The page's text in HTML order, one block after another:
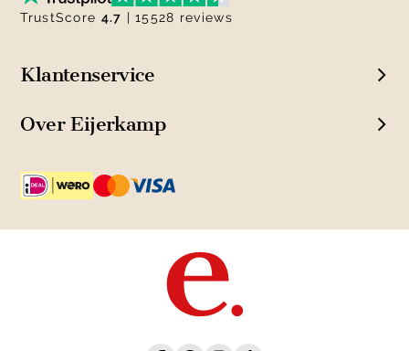
Klantenservice
Over Eijerkamp
TrustScore 4.7 | 15528 reviews